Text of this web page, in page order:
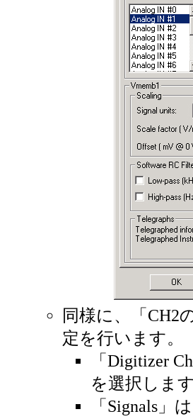
同様に、「CH2
定を行います。
「Digitizer
を選択します
「Signals」